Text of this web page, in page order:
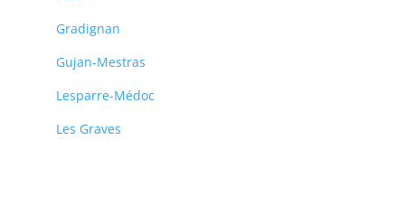
Gradignan
Gujan-Mestras
Lesparre-Médoc
Les Graves